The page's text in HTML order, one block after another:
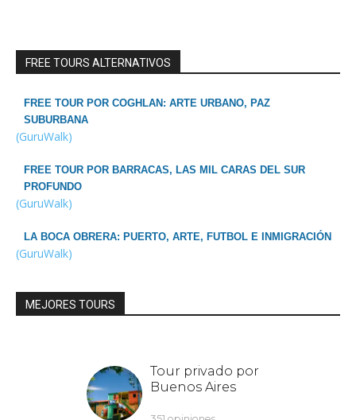
FREE TOURS ALTERNATIVOS
FREE TOUR POR COGHLAN: ARTE URBANO, PAZ
SUBURBANA
(GuruWalk)
FREE TOUR POR BARRACAS, LAS MIL CARAS DEL SUR
PROFUNDO
(GuruWalk)
LA BOCA OBRERA: PUERTO, ARTE, FUTBOL E INMIGRACIÓN
(GuruWalk)
MEJORES TOURS